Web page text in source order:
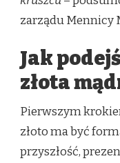
zarządu Mennicy
Jak
złota
Pierwszym
złoto ma być
przyszłość,